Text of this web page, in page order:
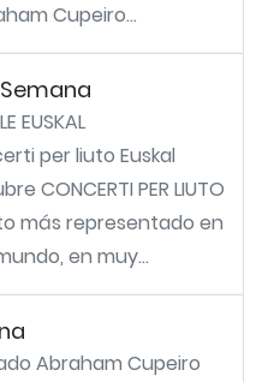
Cupeiro...
EUSKAL
per liuto Euskal
CONCERTI PER LIUTO
más representado en
en muy...
Abraham Cupeiro